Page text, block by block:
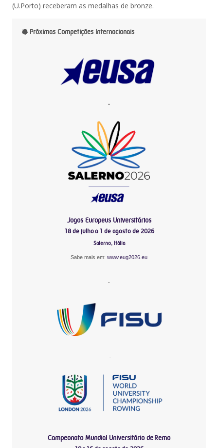
(U.Porto) receberam as medalhas de bronze.
Próximas Competições Internacionais
-
Jogos Europeus Universitários
18 de julho a 1 de agosto de 2026
Salerno, Itália
Sabe mais em: www.eug2026.eu
-
-
Campeonato Mundial Universitário de Remo